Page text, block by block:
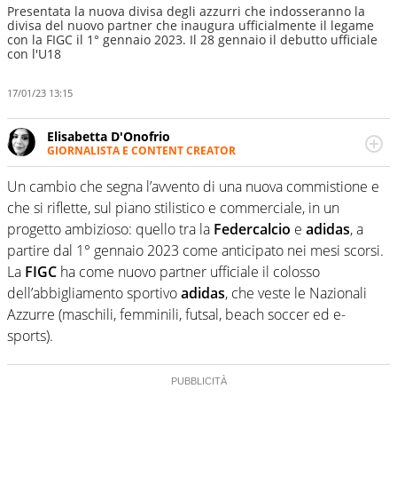
Presentata la nuova divisa degli azzurri che indosseranno la
divisa del nuovo partner che inaugura ufficialmente il legame
con la FIGC il 1° gennaio 2023. Il 28 gennaio il debutto ufficiale
con l'U18
17/01/23 13:15
Elisabetta D'Onofrio
GIORNALISTA E CONTENT CREATOR
Giornalista professionista dal 2007, scrive per curiosità
personale e necessità: soprattutto di calcio, di sport e dei
suoi protagonisti, concedendosi innocenti evasioni
nell'ambito della creazione di format. Un tempo ala
destra, oggi si sente a suo agio nel ruolo di libero. Cura
una classifica riservata dei migliori 5 calciatori di sempre.
Un cambio che segna l’avvento di una nuova commistione e
che si riflette, sul piano stilistico e commerciale, in un
progetto ambizioso: quello tra la Federcalcio e adidas, a
partire dal 1° gennaio 2023 come anticipato nei mesi scorsi.
La FIGC ha come nuovo partner ufficiale il colosso
dell’abbigliamento sportivoadidas, che veste le Nazionali
Azzurre (maschili, femminili, futsal, beach soccer ed e-
sports).